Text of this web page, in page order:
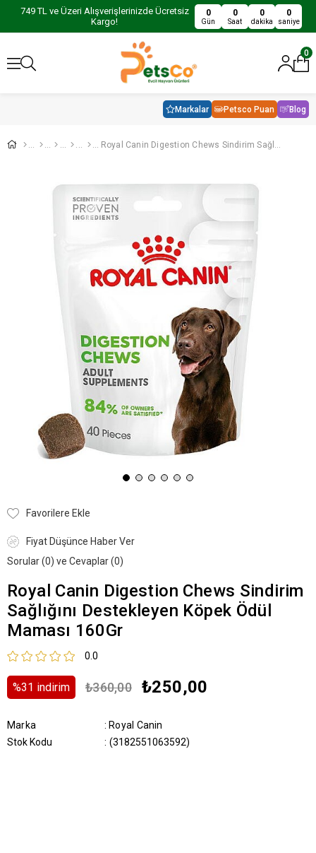
749 TL ve Üzeri Alışverişlerinizde Ücretsiz
Kargo!
0
Gün
0
Saat
0
dakika
0
saniye
0
Markalar Petsco Puan Blog
Royal Canin Digestion Chews Sindirim Sağlığını Destekleyen Köpek Ödül Maması 160Gr
Favorilere Ekle
Fiyat Düşünce Haber Ver
Sorular (0) ve Cevaplar (0)
Royal Canin Digestion Chews Sindirim
Sağlığını Destekleyen Köpek Ödül
Maması 160Gr
0.0
%31 i̇ndirim ₺360,00 ₺250,00
Marka : Royal Canin
Stok Kodu
(3182551063592)